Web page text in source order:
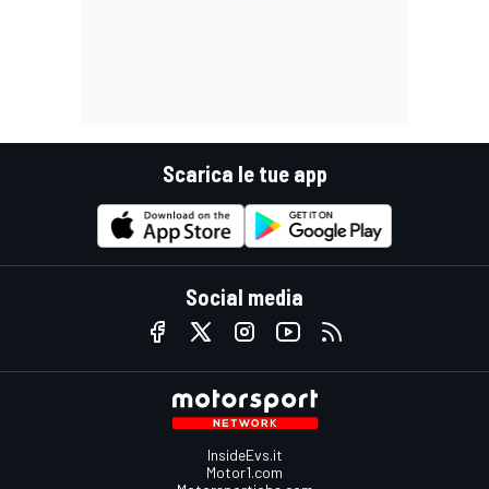
Scarica le tue app
Social media
InsideEvs.it
Motor1.com